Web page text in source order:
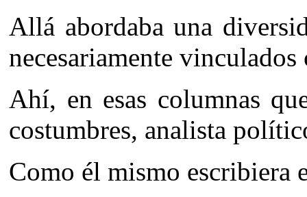
Allá abordaba una
necesariamente
Ahí, en esas columnas
costumbres, analista
Como él mismo escribiera